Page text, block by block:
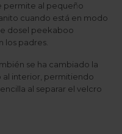
permite al pequeño
cuando está en modo
dosel peekaboo
los padres.
se ha cambiado la
al interior, permitiendo
al separar el velcro